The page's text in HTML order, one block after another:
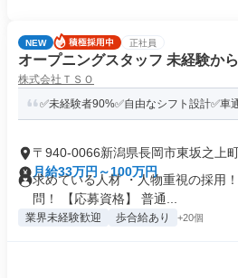
NEW 正社員
オープニングスタッフ 未経験か
株式会社ＴＳＯ
✅未経験者90%✅自由なシフト設計✅車
〒940-0066新潟県長岡市東坂之上
月給33万円～100万円
求めている人材 ・人物重視の採用
問！ 【応募資格】 普通...
業界未経験歓迎 歩合給あり +20個